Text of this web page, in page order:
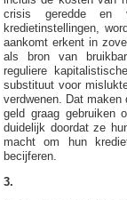
crisis geredde en
kredietinstellingen,
aankomt erkent in
als bron van
reguliere
substituut voor
verdwenen. Dat maken
geld graag gebruiken
duidelijk doordat ze
macht om hun
becijferen.
3.